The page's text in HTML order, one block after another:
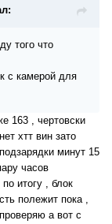
того что
с камерой для
163 , чертовски
хтт вин зато
минут 15
часов
итогу , блок
полежит пока ,
а вот с